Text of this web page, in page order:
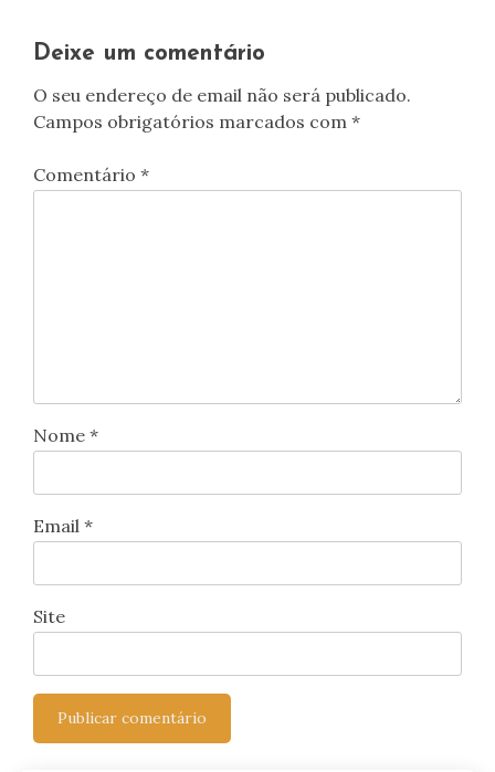
Deixe um comentário
O seu endereço de email não será publicado.
Campos obrigatórios marcados com *
Comentário *
Nome *
Email *
Site